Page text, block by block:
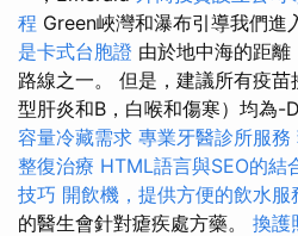
程 Green峽灣和瀑布引導我們進
是卡式台胞證 由於地中海的距
路線之一。 但是，建議所有疫
型肝炎和B，白喉和傷寒）均為-
容量冷藏需求 專業牙醫診所服務
整復治療 HTML語言與SEO的結
技巧 開飲機，提供方便的飲水服
的醫生會針對瘧疾處方藥。 換護